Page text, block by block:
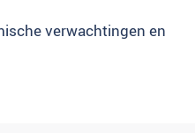
verwachtingen en